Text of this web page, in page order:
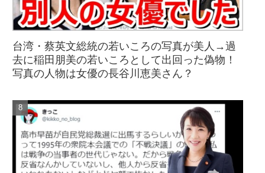
台湾・蔡英文総統の若いころの写真が美人→過
去に稲田朋美の若いころとして出回った偽物！
写真の人物は女優の長谷川恵美さん？